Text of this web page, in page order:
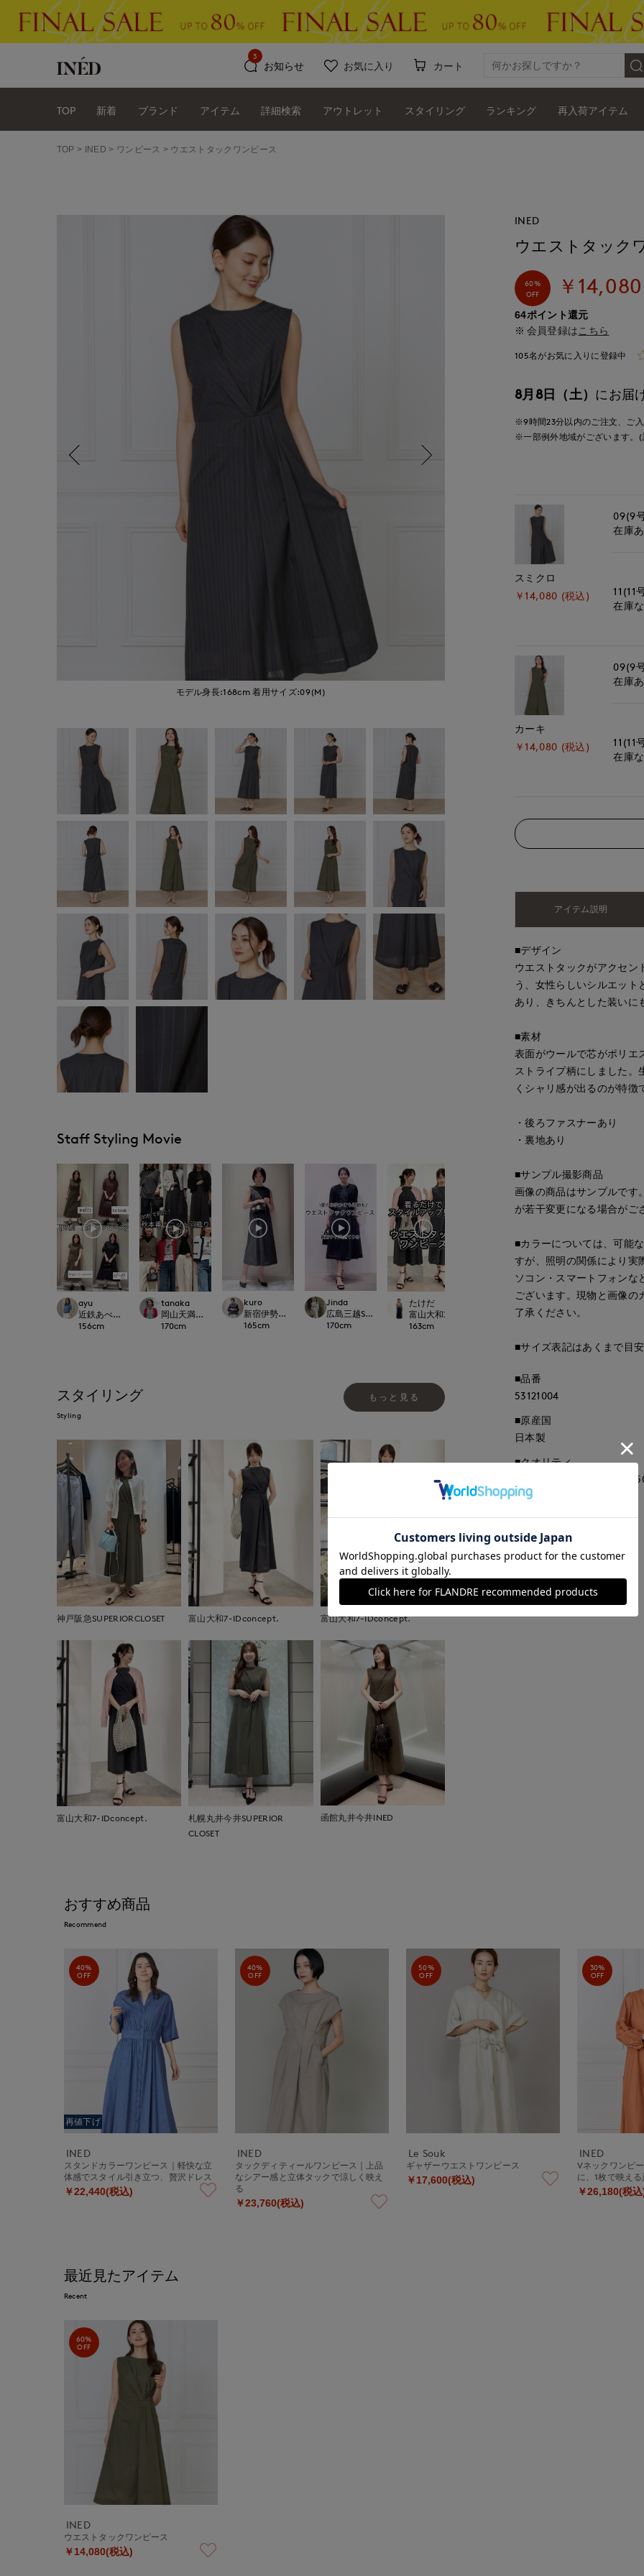
お知らせ
3
お気に入り カート
TOP 新着 ブランド アイテム 詳細検索 アウトレット スタイリング ランキング 再入荷アイテム
TOP INED ワンピース ウエストタックワンピース
モデル身長:168cm 着用サイズ:09(M)
Staff Styling Movie
ayu
近鉄あべのハルカスINED
156cm
tanaka
岡山天満屋SUPERIORCLOSET
170cm
kuro
新宿伊勢丹SUPERIOR CLOSET
165cm
Jinda
広島三越SUPERIORCLOSET
170cm
たけだ
富山大和7-IDconcept.
163cm
博多大丸7-IDconcept.
kaori
那覇メインプレ
スタイリング
Styling
もっと見る
神戸阪急SUPERIORCLOSET 富山大和7-IDconcept. 富山大和7-IDconcept.
富山大和7-IDconcept.
札幌丸井今井SUPERIOR
CLOSET
函館丸井今井INED
INED
ウエストタック
60%
OFF
￥14,080
64ポイント還元
会員登録は こちら
105名がお気に入りに登録中
8月8日（土） にお届
※9時間23分以内のご注文、ご
※一部例外地域がございます。(
スミクロ
￥14,080 (税込)
09(9
在庫
11(11
在庫
カーキ
￥14,080 (税込)
09(9
在庫
11(11
在庫
アイテム説明
■デザイン
ウエストタックがアクセン
う、女性らしいシルエット
あり、きちんとした装いに
■素材
表面がウールで芯がポリエ
ストライプ柄にしました。
くシャリ感が出るのが特徴
・後ろファスナーあり
・裏地あり
■サンプル撮影商品
画像の商品はサンプルです
が若干変更になる場合がご
■カラーについては、可能
すが、照明の関係により実
ソコン・スマートフォンな
ございます。現物と画像の
了承ください。
■サイズ表記はあくまで目安
■品番
53121004
■原産国
日本製
■クオリティ
表地:毛50% ポリエステル
■取扱い方法
取り扱いについて
おすすめ商品
Recommend
40%
OFF
再値下げ
INED
スタンドカラーワンピース｜軽快な立
体感でスタイル引き立つ、贅沢ドレス
￥22,440(税込)
40%
OFF
INED
タックディティールワンピース｜上品
なシアー感と立体タックで涼しく映え
る
￥23,760(税込)
50%
OFF
Le Souk
ギャザーウエストワンピース
￥17,600(税込)
30%
OFF
INED
Vネックワンピ
に、1枚で映え
￥26,180(税込
最近見たアイテム
Recent
60%
OFF
INED
ウエストタックワンピース
￥14,080(税込)